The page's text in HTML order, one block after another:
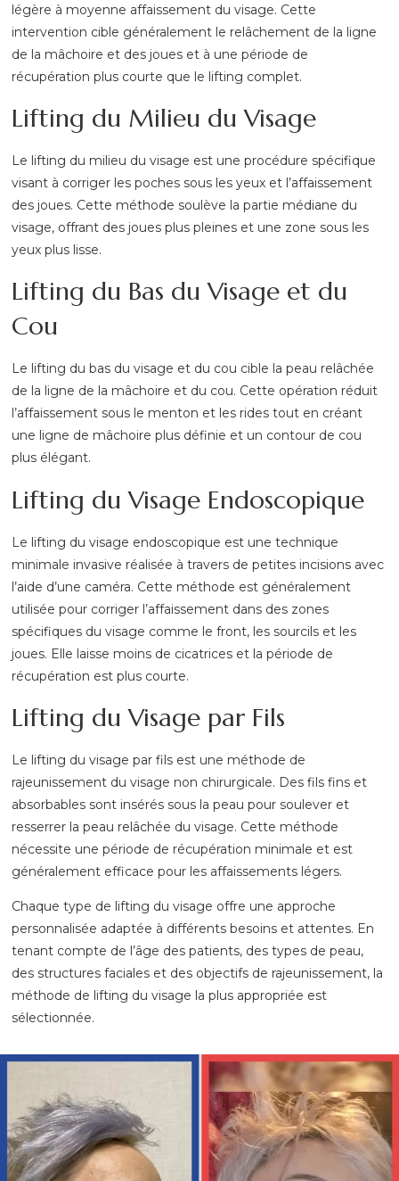
légère à moyenne affaissement du visage. Cette
intervention cible généralement le relâchement de la ligne
de la mâchoire et des joues et à une période de
récupération plus courte que le lifting complet.
Lifting du Milieu du Visage
Le lifting du milieu du visage est une procédure spécifique
visant à corriger les poches sous les yeux et l’affaissement
des joues. Cette méthode soulève la partie médiane du
visage, offrant des joues plus pleines et une zone sous les
yeux plus lisse.
Lifting du Bas du Visage et du
Cou
Le lifting du bas du visage et du cou cible la peau relâchée
de la ligne de la mâchoire et du cou. Cette opération réduit
l’affaissement sous le menton et les rides tout en créant
une ligne de mâchoire plus définie et un contour de cou
plus élégant.
Lifting du Visage Endoscopique
Le lifting du visage endoscopique est une technique
minimale invasive réalisée à travers de petites incisions avec
l’aide d’une caméra. Cette méthode est généralement
utilisée pour corriger l’affaissement dans des zones
spécifiques du visage comme le front, les sourcils et les
joues. Elle laisse moins de cicatrices et la période de
récupération est plus courte.
Lifting du Visage par Fils
Le lifting du visage par fils est une méthode de
rajeunissement du visage non chirurgicale. Des fils fins et
absorbables sont insérés sous la peau pour soulever et
resserrer la peau relâchée du visage. Cette méthode
nécessite une période de récupération minimale et est
généralement efficace pour les affaissements légers.
Chaque type de lifting du visage offre une approche
personnalisée adaptée à différents besoins et attentes. En
tenant compte de l’âge des patients, des types de peau,
des structures faciales et des objectifs de rajeunissement, la
méthode de lifting du visage la plus appropriée est
sélectionnée.